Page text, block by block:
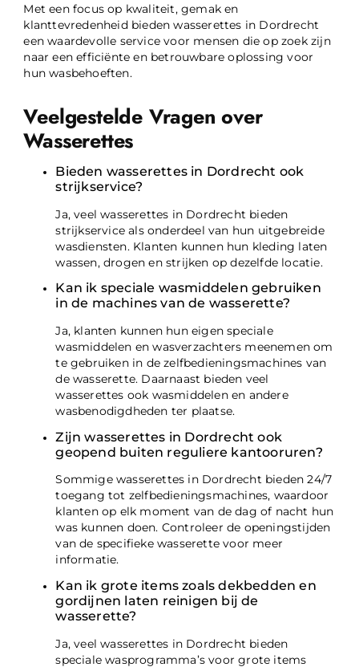
Met een focus op kwaliteit, gemak en
klanttevredenheid bieden wasserettes in Dordrecht
een waardevolle service voor mensen die op zoek zijn
naar een efficiënte en betrouwbare oplossing voor
hun wasbehoeften.
Veelgestelde Vragen over
Wasserettes
Bieden wasserettes in Dordrecht ook
strijkservice?
Ja, veel wasserettes in Dordrecht bieden
strijkservice als onderdeel van hun uitgebreide
wasdiensten. Klanten kunnen hun kleding laten
wassen, drogen en strijken op dezelfde locatie.
Kan ik speciale wasmiddelen gebruiken
in de machines van de wasserette?
Ja, klanten kunnen hun eigen speciale
wasmiddelen en wasverzachters meenemen om
te gebruiken in de zelfbedieningsmachines van
de wasserette. Daarnaast bieden veel
wasserettes ook wasmiddelen en andere
wasbenodigdheden ter plaatse.
Zijn wasserettes in Dordrecht ook
geopend buiten reguliere kantooruren?
Sommige wasserettes in Dordrecht bieden 24/7
toegang tot zelfbedieningsmachines, waardoor
klanten op elk moment van de dag of nacht hun
was kunnen doen. Controleer de openingstijden
van de specifieke wasserette voor meer
informatie.
Kan ik grote items zoals dekbedden en
gordijnen laten reinigen bij de
wasserette?
Ja, veel wasserettes in Dordrecht bieden
speciale wasprogramma’s voor grote items